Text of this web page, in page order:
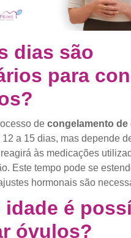
dias são
para
de congelamento de
12 a 15 dias, mas depende
às medicações
Este tempo pode se
hormonais são
idade é
óvulos?